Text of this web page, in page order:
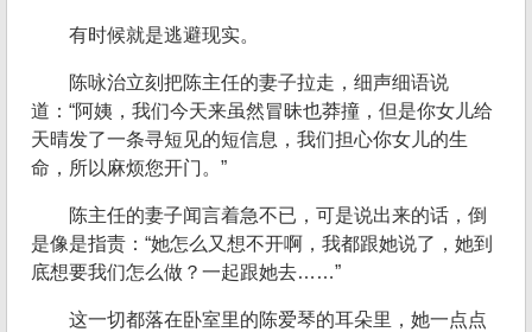
有时候就是逃避现实。
陈咏治立刻把陈主任的妻子拉走，细声细语说
道：“阿姨，我们今天来虽然冒昧也莽撞，但是你女儿给
天晴发了一条寻短见的短信息，我们担心你女儿的生
命，所以麻烦您开门。”
陈主任的妻子闻言着急不已，可是说出来的话，倒
是像是指责：“她怎么又想不开啊，我都跟她说了，她到
底想要我们怎么做？一起跟她去……”
这一切都落在卧室里的陈爱琴的耳朵里，她一点点